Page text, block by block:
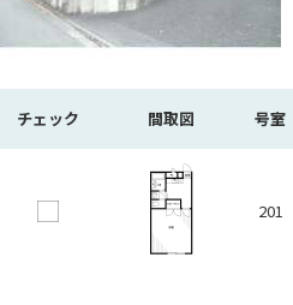
チェック 間取図 号室
201